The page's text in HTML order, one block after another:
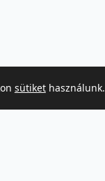
sütikethasználunk.